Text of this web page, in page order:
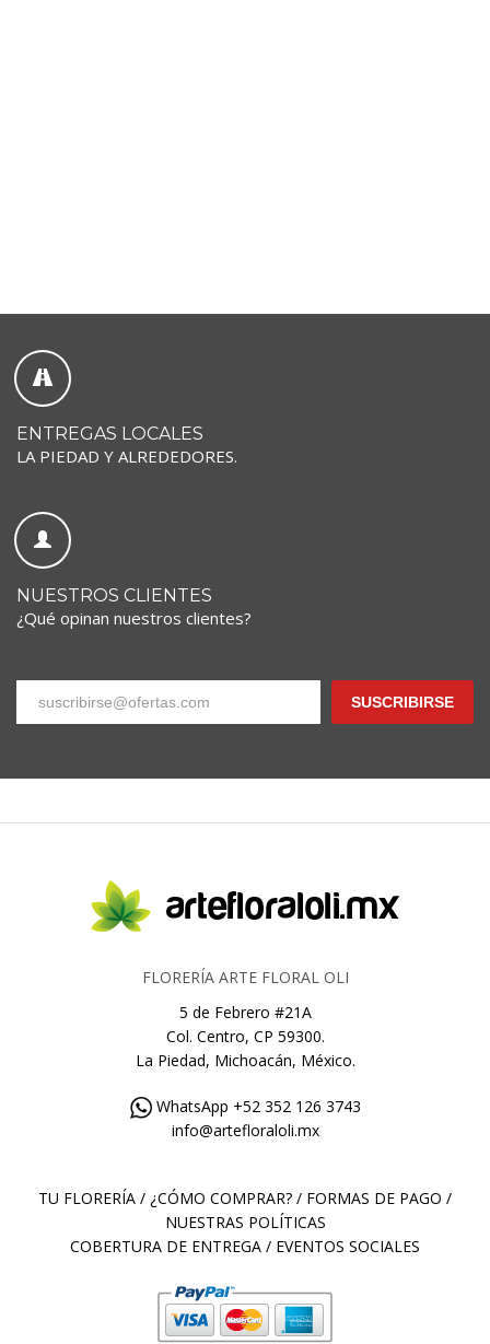
ENTREGAS LOCALES
LA PIEDAD Y ALREDEDORES.
NUESTROS CLIENTES
¿Qué opinan nuestros clientes?
SUSCRIBIRSE
FLORERÍA ARTE FLORAL OLI
5 de Febrero #21A
Col. Centro, CP 59300.
La Piedad, Michoacán, México.
WhatsApp +52 352 126 3743
info@artefloraloli.mx
TU FLORERÍA / ¿CÓMO COMPRAR? / FORMAS DE PAGO /
NUESTRAS POLÍTICAS
COBERTURA DE ENTREGA / EVENTOS SOCIALES